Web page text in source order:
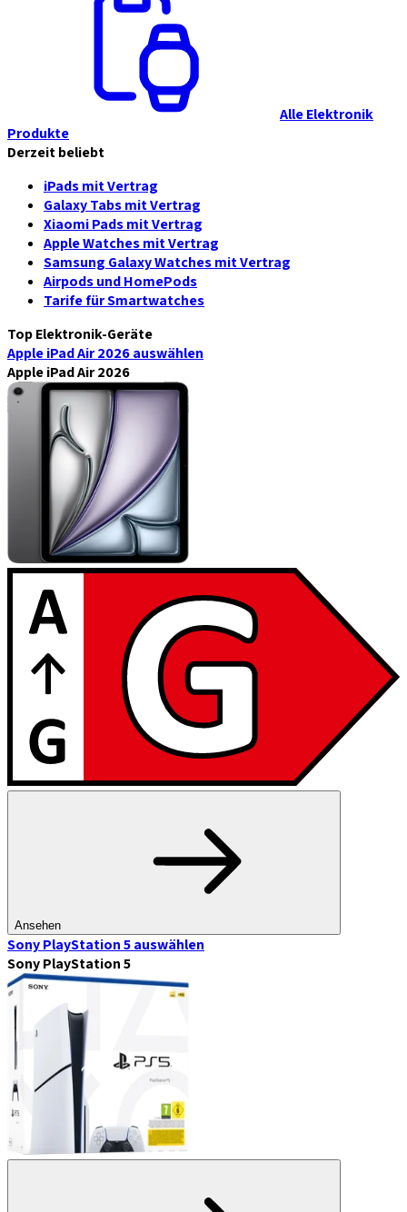
Alle Elektronik
Produkte
Derzeit beliebt
iPads mit Vertrag
Galaxy Tabs mit Vertrag
Xiaomi Pads mit Vertrag
Apple Watches mit Vertrag
Samsung Galaxy Watches mit Vertrag
Airpods und HomePods
Tarife für Smartwatches
Top Elektronik-Geräte
Apple iPad Air 2026auswählen
Apple iPad Air 2026
Ansehen
Sony PlayStation 5auswählen
Sony PlayStation 5